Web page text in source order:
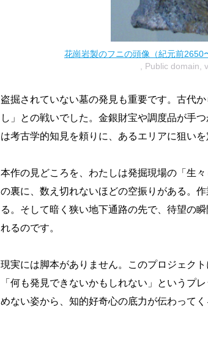
花崗岩製のフニの頭像（紀元前
, Public domain,
盗掘されていない墓の発見も重要です。古代
し」との戦いでした。金銀財宝や調度品が手
は考古学的知見を頼りに、あるエリアに狙いを
本作の見どころを、わたしは発掘現場の「生
の裏に、数え切れないほどの空振りがある。
る。そして暗く狭い地下通路の先で、待望の
れるのです。
現実には脚本がありません。このプロジェク
「何も発見できないかもしれない」というプ
めない姿から、知的好奇心の底力が伝わってく